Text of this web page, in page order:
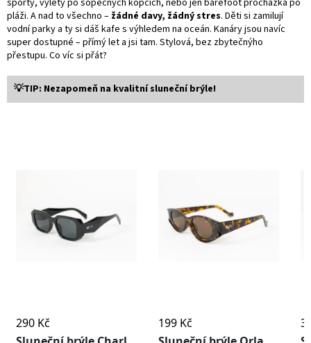
sporty, výlety po sopečných kopcích, nebo jen barefoot procházka po
pláži. A nad to všechno – žádné davy, žádný stres. Děti si zamilují
vodní parky a ty si dáš kafe s výhledem na oceán. Kanáry jsou navíc
super dostupné – přímý let a jsi tam. Stylová, bez zbytečnýho
přestupu. Co víc si přát?
💡TIP: Nezapomeň na kvalitní sluneční brýle!